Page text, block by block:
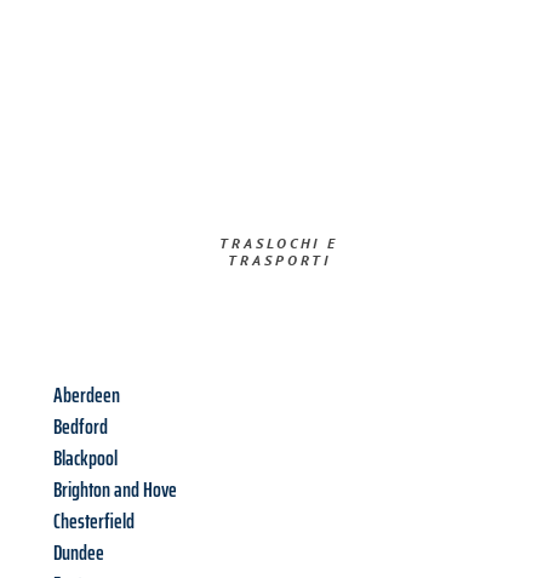
TRASLOCHI E
TRASPORTI​
Aberdeen
Bedford
Blackpool
Brighton and Hove
Chesterfield
Dundee